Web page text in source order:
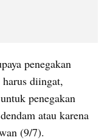
penegakan
diingat,
penegakan
atau karena
(9/7).